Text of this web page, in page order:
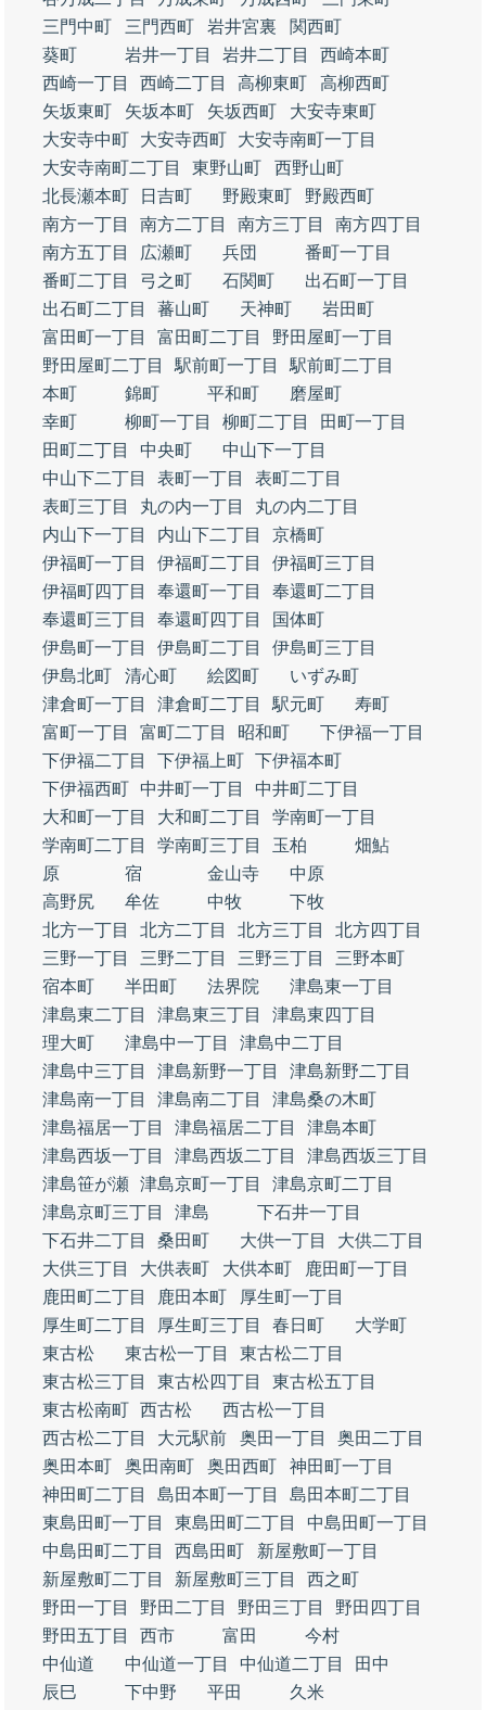
三門中町
三門西町 岩井宮裏
関西町
葵町
岩井一丁目 岩井二丁目
西崎本町
西崎一丁目
西崎二丁目 高柳東町
高柳西町
矢坂東町
矢坂本町 矢坂西町
大安寺東町
大安寺中町
大安寺西町
大安寺南町一丁目
大安寺南町二丁目
東野山町
西野山町
北長瀬本町
日吉町 野殿東町
野殿西町
南方一丁目
南方二丁目 南方三丁目
南方四丁目
南方五丁目
広瀬町 兵団
番町一丁目
番町二丁目
弓之町 石関町
出石町一丁目
出石町二丁目
蕃山町 天神町
岩田町
富田町一丁目
富田町二丁目
野田屋町一丁目
野田屋町二丁目
駅前町一丁目
駅前町二丁目
本町
錦町 平和町
磨屋町
幸町
柳町一丁目 柳町二丁目
田町一丁目
田町二丁目
中央町
中山下一丁目
中山下二丁目
表町一丁目
表町二丁目
表町三丁目
丸の内一丁目
丸の内二丁目
内山下一丁目
内山下二丁目
京橋町
伊福町一丁目
伊福町二丁目
伊福町三丁目
伊福町四丁目
奉還町一丁目
奉還町二丁目
奉還町三丁目
奉還町四丁目
国体町
伊島町一丁目
伊島町二丁目
伊島町三丁目
伊島北町
清心町 絵図町
いずみ町
津倉町一丁目
津倉町二丁目 駅元町
寿町
富町一丁目
富町二丁目 昭和町
下伊福一丁目
下伊福二丁目
下伊福上町 下伊福本町
下伊福西町
中井町一丁目
中井町二丁目
大和町一丁目
大和町二丁目
学南町一丁目
学南町二丁目
学南町三丁目 玉柏
畑鮎
原
宿 金山寺
中原
高野尻
牟佐 中牧
下牧
北方一丁目
北方二丁目 北方三丁目
北方四丁目
三野一丁目
三野二丁目 三野三丁目
三野本町
宿本町
半田町 法界院
津島東一丁目
津島東二丁目
津島東三丁目
津島東四丁目
理大町
津島中一丁目
津島中二丁目
津島中三丁目
津島新野一丁目
津島新野二丁目
津島南一丁目
津島南二丁目
津島桑の木町
津島福居一丁目
津島福居二丁目
津島本町
津島西坂一丁目
津島西坂二丁目
津島西坂三丁目
津島笹が瀬 津島京町一丁目
津島京町二丁目
津島京町三丁目
津島
下石井一丁目
下石井二丁目
桑田町 大供一丁目
大供二丁目
大供三丁目
大供表町 大供本町
鹿田町一丁目
鹿田町二丁目
鹿田本町
厚生町一丁目
厚生町二丁目
厚生町三丁目 春日町
大学町
東古松
東古松一丁目
東古松二丁目
東古松三丁目
東古松四丁目
東古松五丁目
東古松南町 西古松
西古松一丁目
西古松二丁目
大元駅前 奥田一丁目
奥田二丁目
奥田本町
奥田南町 奥田西町
神田町一丁目
神田町二丁目
島田本町一丁目
島田本町二丁目
東島田町一丁目
東島田町二丁目
中島田町一丁目
中島田町二丁目
西島田町
新屋敷町一丁目
新屋敷町二丁目
新屋敷町三丁目
西之町
野田一丁目
野田二丁目 野田三丁目
野田四丁目
野田五丁目
西市 富田
今村
中仙道
中仙道一丁目 中仙道二丁目
田中
辰巳
下中野 平田
久米